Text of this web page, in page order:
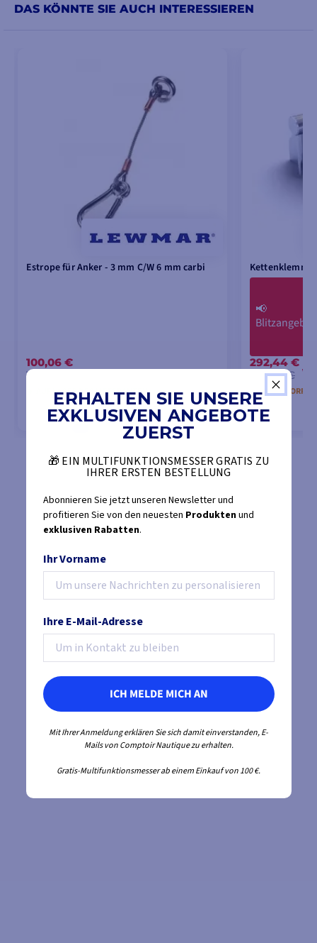
DAS KÖNNTE SIE AUCH INTERESSIEREN
Estrope für Anker - 3 mm C/W 6 mm carbi
100,06 €
104,50 €
AUF LAGER DES LIEFERANTEN
IN DEN WARENKORB LEGEN
📢
292,44 €
307,33 €
NICHT
ERHALTEN SIE UNSERE
EXKLUSIVEN ANGEBOTE
ZUERST
🎁 EIN MULTIFUNKTIONSMESSER GRATIS ZU
IHRER ERSTEN BESTELLUNG
Abonnieren Sie jetzt unseren Newsletter und
profitieren Sie von den neuesten Produktenund
exklusiven Rabatten.
Ihr Vorname
Ihre E-Mail-Adresse
ICH MELDE MICH AN
Mit Ihrer Anmeldung erklären Sie sich damit einverstanden, E-
Mails von Comptoir Nautique zu erhalten.
Gratis-Multifunktionsmesser ab einem Einkauf von 100 €.